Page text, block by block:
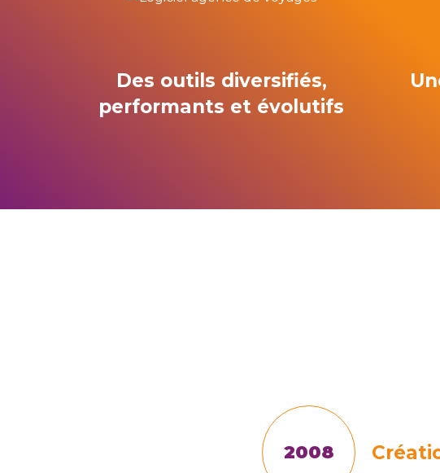
Des outils diversifiés,
performants et évolutifs
2008